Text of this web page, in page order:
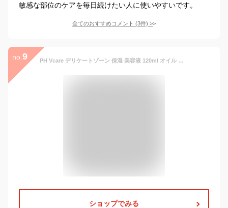
敏感な部位のケアを毎日続けたい人に使いやすいです。
全てのおすすめコメント (3件) >
no. 9 PH Vcare デリケートゾーン 保湿 美容液 120ml オイル 黒ずみ ケア デリケートゾーン VIO 黒ずみ ケア におい 消臭 脱毛 除毛 後の乾燥対策に フェムケア
ショップでみる